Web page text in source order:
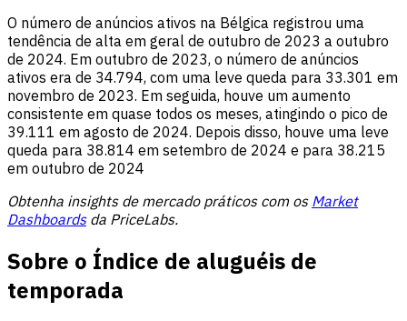
O número de anúncios ativos na Bélgica registrou uma
tendência de alta em geral de outubro de 2023 a outubro
de 2024. Em outubro de 2023, o número de anúncios
ativos era de 34.794, com uma leve queda para 33.301 em
novembro de 2023. Em seguida, houve um aumento
consistente em quase todos os meses, atingindo o pico de
39.111 em agosto de 2024. Depois disso, houve uma leve
queda para 38.814 em setembro de 2024 e para 38.215
em outubro de 2024
Obtenha insights de mercado práticos com os Market
Dashboardsda PriceLabs.
Sobre o Índice de aluguéis de
temporada